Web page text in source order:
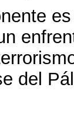
del